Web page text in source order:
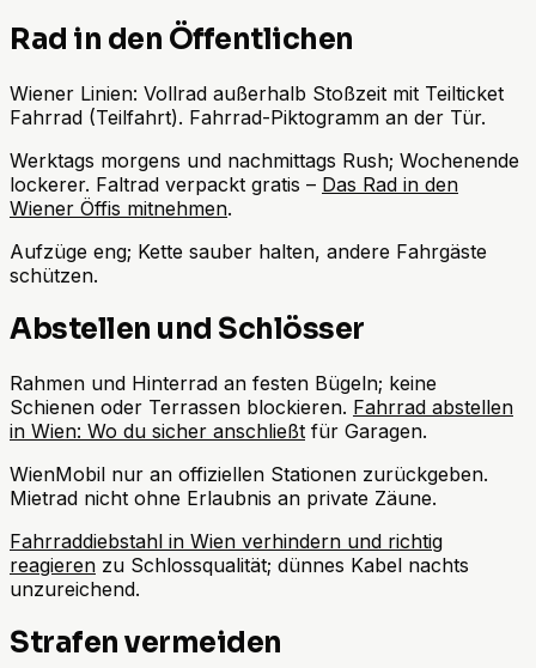
Rad in den Öffentlichen
Wiener Linien: Vollrad außerhalb Stoßzeit mit Teilticket
Fahrrad (Teilfahrt). Fahrrad-Piktogramm an der Tür.
Werktags morgens und nachmittags Rush; Wochenende
lockerer. Faltrad verpackt gratis – Das Rad in den
Wiener Öffis mitnehmen.
Aufzüge eng; Kette sauber halten, andere Fahrgäste
schützen.
Abstellen und Schlösser
Rahmen und Hinterrad an festen Bügeln; keine
Schienen oder Terrassen blockieren. Fahrrad abstellen
in Wien: Wo du sicher anschließt für Garagen.
WienMobil nur an offiziellen Stationen zurückgeben.
Mietrad nicht ohne Erlaubnis an private Zäune.
Fahrraddiebstahl in Wien verhindern und richtig
reagieren zu Schlossqualität; dünnes Kabel nachts
unzureichend.
Strafen vermeiden